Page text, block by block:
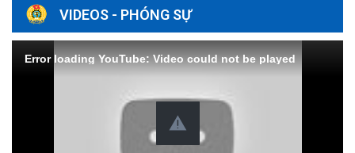
VIDEOS - PHÓNG SỰ
Error loading YouTube: Video could not be played